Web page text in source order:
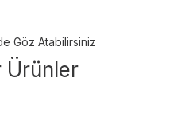
Göz Atabilirsiniz
Ürünler